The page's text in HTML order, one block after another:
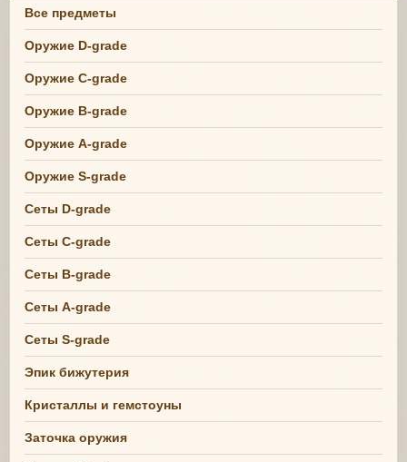
Все предметы
Оружие D-grade
Оружие C-grade
Оружие B-grade
Оружие A-grade
Оружие S-grade
Сеты D-grade
Сеты C-grade
Сеты B-grade
Сеты A-grade
Сеты S-grade
Эпик бижутерия
Кристаллы и гемстоуны
Заточка оружия